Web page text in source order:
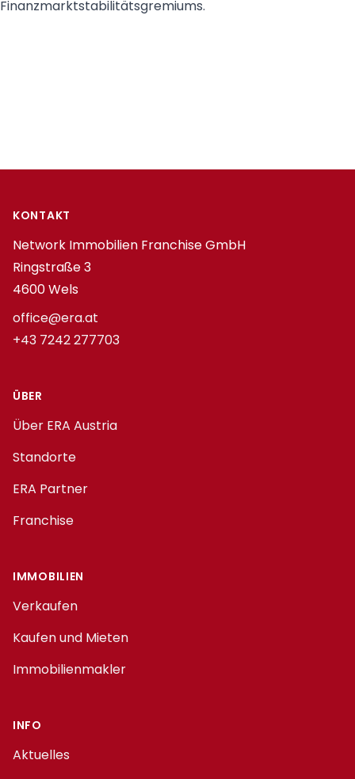
Finanzmarktstabilitätsgremiums.
Footer
KONTAKT
Network Immobilien Franchise GmbH
Ringstraße 3
4600 Wels
office@era.at
+43 7242 277703
ÜBER
Über ERA Austria
Standorte
ERA Partner
Franchise
IMMOBILIEN
Verkaufen
Kaufen und Mieten
Immobilienmakler
INFO
Aktuelles